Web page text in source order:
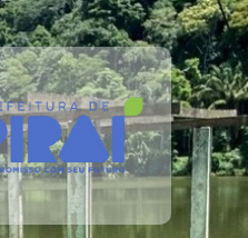
MAPA DO SITE